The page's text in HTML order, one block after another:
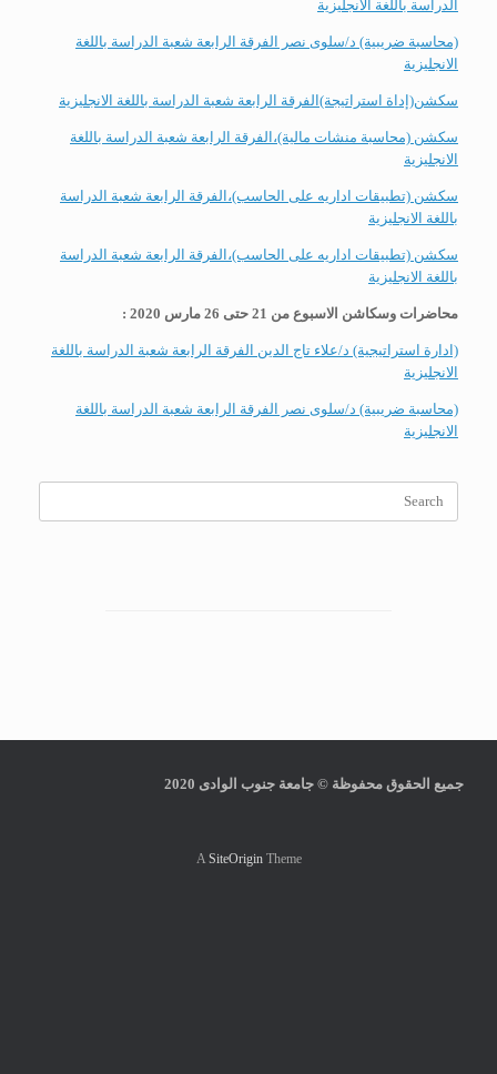
الدراسة باللغة الانجليزية
(محاسبة ضريبية) د/سلوى نصر الفرقة الرابعة شعبة الدراسة باللغة
الانجليزية
سكشن(إداة استراتيجة)الفرقة الرابعة شعبة الدراسة باللغة الانجليزية
سكشن (محاسبة منشات مالية)،الفرقة الرابعة شعبة الدراسة باللغة
الانجليزية
سكشن (تطبيقات اداريه على الحاسب)،الفرقة الرابعة شعبة الدراسة
باللغة الانجليزية
سكشن (تطبيقات اداريه على الحاسب)،الفرقة الرابعة شعبة الدراسة
باللغة الانجليزية
محاضرات وسكاشن الاسبوع من 21 حتى 26 مارس 2020 :
(ادارة استراتيجية) د/علاء تاج الدين الفرقة الرابعة شعبة الدراسة باللغة
الانجليزية
(محاسبة ضريبية) د/سلوى نصر الفرقة الرابعة شعبة الدراسة باللغة
الانجليزية
Search
for:
جميع الحقوق محفوظة © جامعة جنوب الوادى 2020
ASiteOriginTheme